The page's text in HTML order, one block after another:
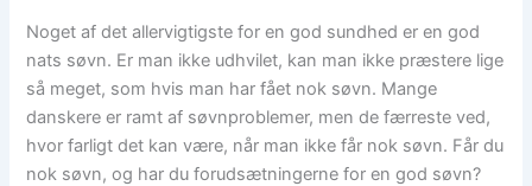
Noget af det allervigtigste for en god sundhed er en god
nats søvn. Er man ikke udhvilet, kan man ikke præstere lige
så meget, som hvis man har fået nok søvn. Mange
danskere er ramt af søvnproblemer, men de færreste ved,
hvor farligt det kan være, når man ikke får nok søvn. Får du
nok søvn, og har du forudsætningerne for en god søvn?